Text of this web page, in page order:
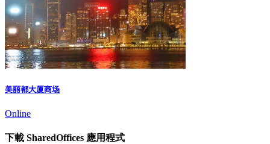
美丽都大厦商场
Online
下載 SharedOffices 應用程式